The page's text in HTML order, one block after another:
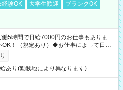
経験OK 大学生歓迎
ブランクOK
5時間で日給7000円のお仕事もありま
！（規定あり）◆お仕事によって日給
あり(勤務地により異なります)